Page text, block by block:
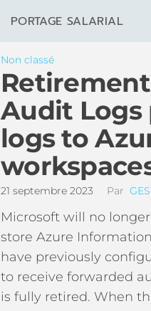
PORTAGE SALARIAL
Non classé
Audit
logs to
21 septembre 2023 Par
Microsoft will no
store Azure
have previously
to receive forwarded
is fully retired. When